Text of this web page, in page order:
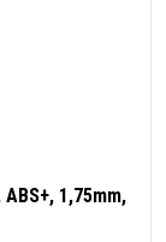
1,75mm,